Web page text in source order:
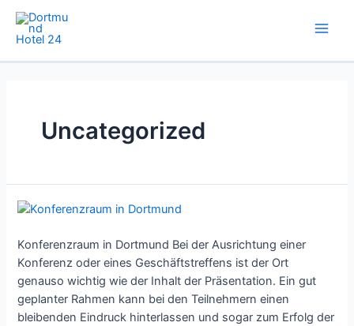
Inhalt
springen
Uncategorized
Konferenzraum in Dortmund Bei der Ausrichtung einer
Konferenz oder eines Geschäftstreffens ist der Ort
genauso wichtig wie der Inhalt der Präsentation. Ein gut
geplanter Rahmen kann bei den Teilnehmern einen
bleibenden Eindruck hinterlassen und sogar zum Erfolg der